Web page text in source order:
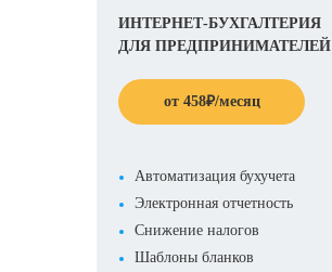
ИНТЕРНЕТ-БУХГАЛТЕРИЯ
ДЛЯ ПРЕДПРИНИМАТЕЛЕЙ
от 458₽/месяц
Автоматизация бухучета
Электронная отчетность
Снижение налогов
Шаблоны бланков